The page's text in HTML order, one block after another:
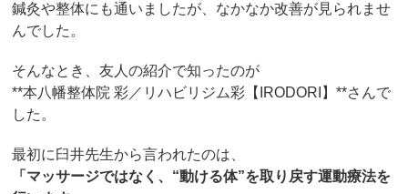
鍼灸や整体にも通いましたが、なかなか改善が見られませ
んでした。
そんなとき、友人の紹介で知ったのが
**本八幡整体院 彩／リハビリジム彩【IRODORI】**さんで
した。
最初に臼井先生から言われたのは、
「マッサージではなく、“動ける体”を取り戻す運動療法を